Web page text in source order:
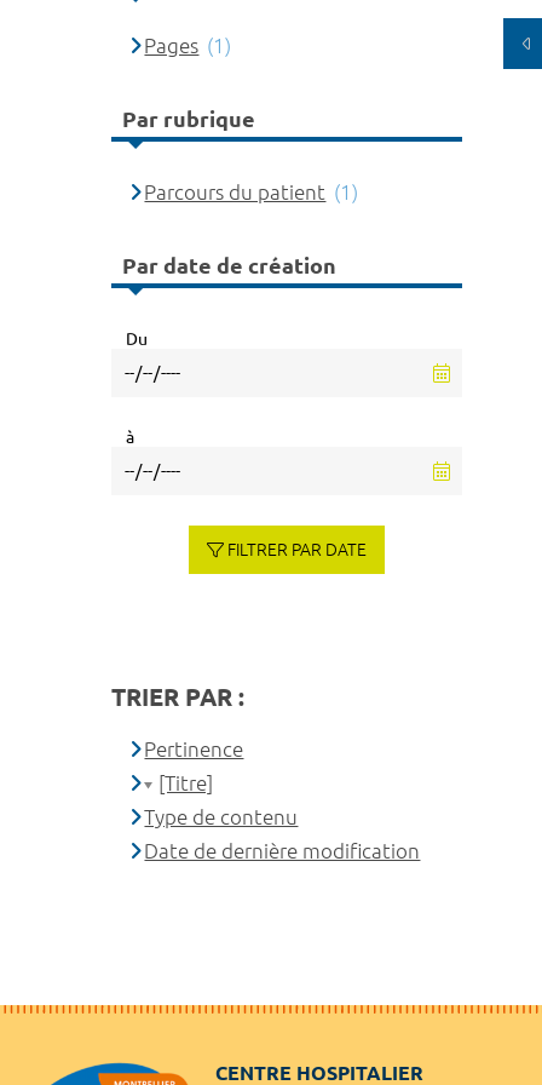
Pages (1)
Par rubrique
Parcours du patient (1)
Par date de création
Du
à
FILTRER PAR DATE
TRIER PAR :
Pertinence
[Titre]
Type de contenu
Date de dernière modification
CENTRE HOSPITALIER